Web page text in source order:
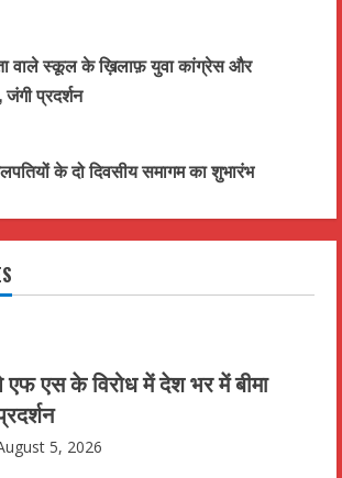
वाले स्कूल के ख़िलाफ़ युवा कांग्रेस और
प्रदर्शन
के दो दिवसीय समागम का शुभारंभ
एस के विरोध में देश भर में बीमा
5, 2026